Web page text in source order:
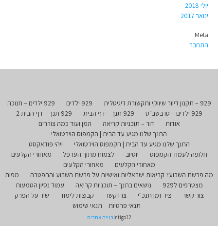
יולי 2018
ינואר 2017
Meta
התחבר
929 – תקנון דיוור שיווקי ותקשורת דיגיטלית 929 ילדים
929 ילדים – חנוכה
929 ילדים – טו בשב"ט
929 תנך – דף הבית
929 תנך – דף הבית 2
אודות
דור – תוכניות קריאה
המן ועוד כמה צוררים
התנך שלנו מגיע עד הבית | הקמפוס הוירטואלי
התנך שלנו מגיע עד הבית | הקמפוס הוירטואלי
ויהי פודאקסט
חלופה לעמוד הקמפוס
יוטיוב לצמוח מתוך הערפל
מאחורי הקלעים
מאחורי הקלעים
מאחורי הקלעים
מה פרשת השבוע? קריאות ישראליות ואישיות על פרשת השבוע וההפטרה
מפות
מצטרפים ל929
נושאים בתנך – תוכניות קריאה
עמוד נסיון הטמעות
צור קשר
ציר זמן תנכ"י צרו קשר קבוצות לימוד
שיר על הפרק
תנאי פרטיות
תנאי שימוש
Intigo12בניית אתרים